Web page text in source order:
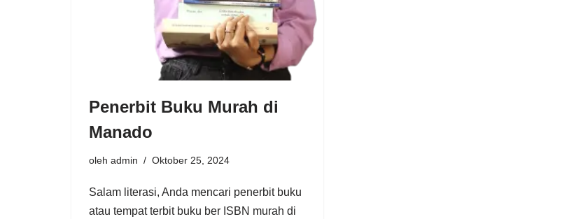
Penerbit Buku Murah di
Manado
oleh admin Oktober 25, 2024
Salam literasi, Anda mencari penerbit buku
atau tempat terbit buku ber ISBN murah di